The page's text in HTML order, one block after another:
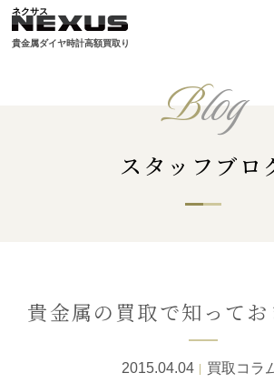
ネクサス
貴金属ダイヤ時計高額買取り
Blog
スタッフブロ
貴金属の買取で知ってお
2015.04.04 買取コラ